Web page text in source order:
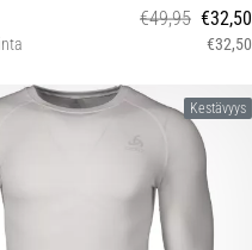
€49,95 €32,50
€32,50
S M L XL Kestävyys